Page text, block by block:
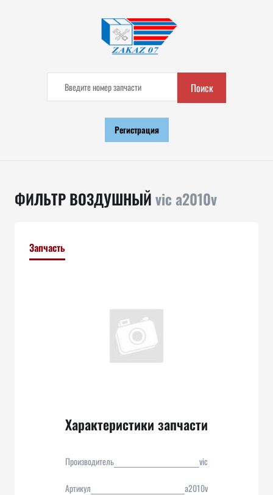
Поиск
Регистрация
ФИЛЬТР ВОЗДУШНЫЙvic a2010v
Запчасть
Характеристики запчасти
Производитель vic
Артикул a2010v